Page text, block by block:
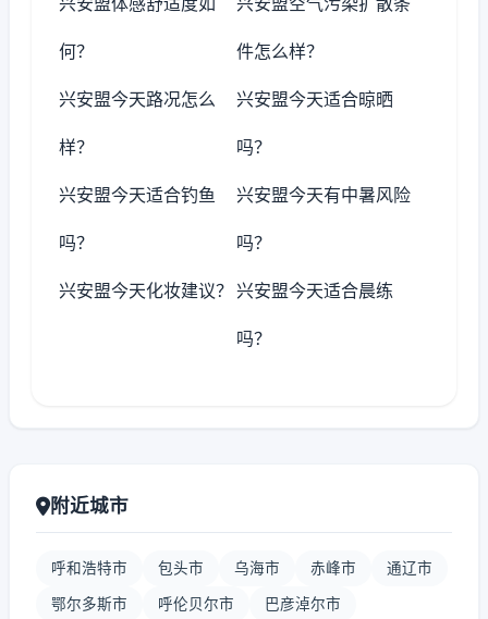
何？ 件怎么样？
兴安盟今天路况怎么
样？
兴安盟今天适合晾晒
吗？
兴安盟今天适合钓鱼
吗？
兴安盟今天有中暑风险
吗？
兴安盟今天化妆建议？ 兴安盟今天适合晨练
吗？
附近城市
呼和浩特市 包头市 乌海市 赤峰市 通辽市
鄂尔多斯市 呼伦贝尔市 巴彦淖尔市